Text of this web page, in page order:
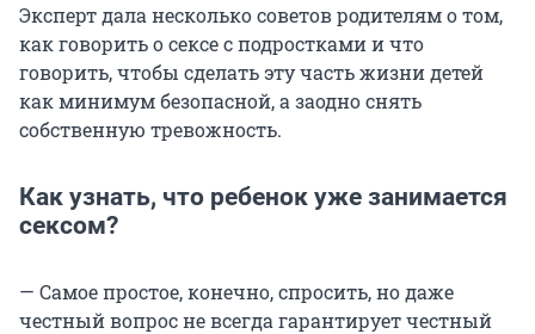
Эксперт дала несколько советов родителям о том,
как говорить о сексе с подростками и что
говорить, чтобы сделать эту часть жизни детей
как минимум безопасной, а заодно снять
собственную тревожность.
Как узнать, что ребенок уже занимается
сексом?
— Самое простое, конечно, спросить, но даже
честный вопрос не всегда гарантирует честный